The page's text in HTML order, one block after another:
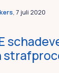
, 7 juli 2020